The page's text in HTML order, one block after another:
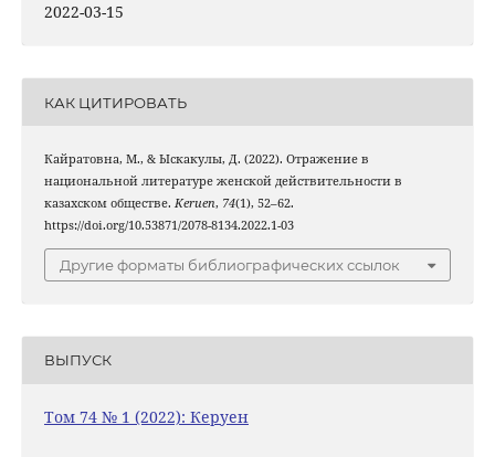
2022-03-15
КАК ЦИТИРОВАТЬ
Кайратовна, М., & Ыскакулы, Д. (2022). Отражение в
национальной литературе женской действительности в
казахском обществе. Keruen, 74(1), 52–62.
https://doi.org/10.53871/2078-8134.2022.1-03
Другие форматы библиографических ссылок
ВЫПУСК
Том 74 № 1 (2022): Керуен